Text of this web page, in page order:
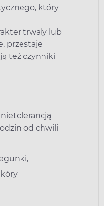
który
trwały lub
przestaje
też czynniki
od chwili